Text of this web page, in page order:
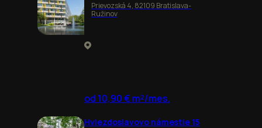
Prievozská 4, 82109 Bratislava-
Ružinov
od 10,90 € m²/mes.
Hviezdoslavovo námestie 15